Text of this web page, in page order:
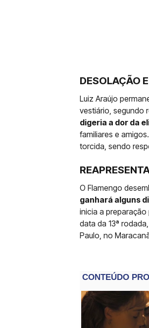
DESOLAÇÃO
Luiz Araújo
vestiário, segundo
digeria a dor da
familiares e
torcida, sendo
O Flamengo
ganhará alguns
inicia a
data da 13ª
Paulo, no